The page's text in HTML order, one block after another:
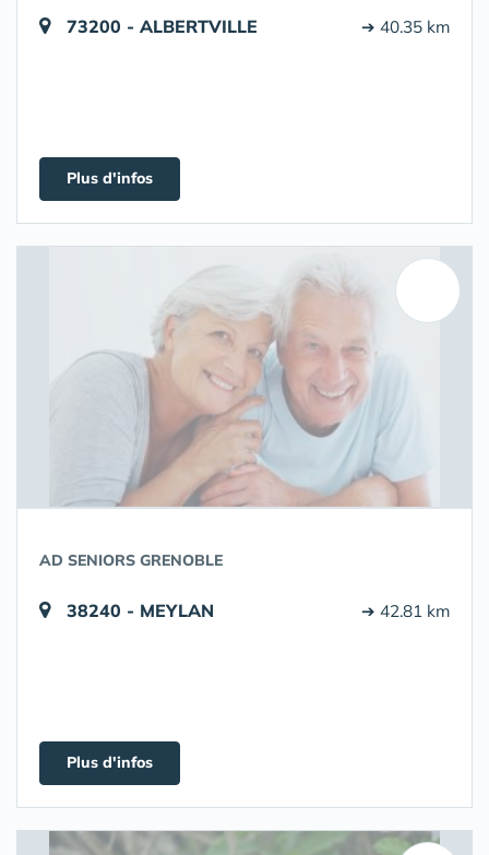
73200 - ALBERTVILLE ➔ 40.35 km
Plus d'infos
AD SENIORS GRENOBLE
38240 - MEYLAN ➔ 42.81 km
Plus d'infos